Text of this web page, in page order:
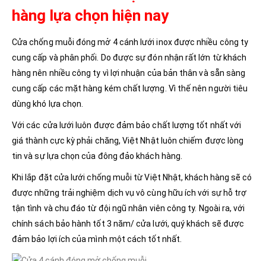
hàng lựa chọn hiện nay
Cửa chống muỗi đóng mở 4 cánh lưới inox được nhiều công ty
cung cấp và phân phối. Do được sự đón nhận rất lớn từ khách
hàng nên nhiều công ty vì lợi nhuận của bản thân và sẵn sàng
cung cấp các mặt hàng kém chất lượng. Vì thế nên người tiêu
dùng khó lựa chọn.
Với các cửa lưới luôn được đảm bảo chất lượng tốt nhất với
giá thành cực kỳ phải chăng, Việt Nhật luôn chiếm được lòng
tin và sự lựa chọn của đông đảo khách hàng.
Khi lắp đặt cửa lưới chống muỗi từ Việt Nhật, khách hàng sẽ có
được những trải nghiệm dịch vụ vô cùng hữu ích với sự hỗ trợ
tận tình và chu đáo từ đội ngũ nhân viên công ty. Ngoài ra, với
chính sách bảo hành tốt 3 năm/ cửa lưới, quý khách sẽ được
đảm bảo lợi ích của mình một cách tốt nhất.